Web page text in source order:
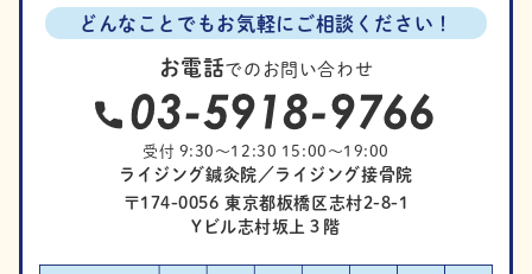
どんなことでもお気軽にご相談ください！
お電話でのお問い合わせ
受付 9:30～12:30 15:00～19:00
ライジング鍼灸院／ライジング接骨院
〒174-0056 東京都板橋区志村2-8-1
Yビル志村坂上３階